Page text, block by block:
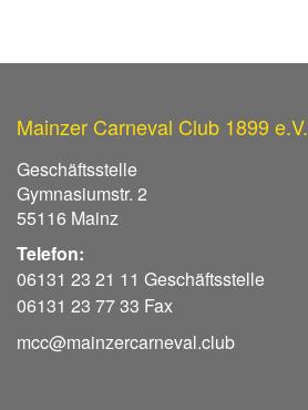
Mainzer Carneval Club 1899 e.V.
Geschäftsstelle
Gymnasiumstr. 2
55116 Mainz
Telefon:
06131 23 21 11 Geschäftsstelle
06131 23 77 33 Fax
mcc@mainzercarneval.club